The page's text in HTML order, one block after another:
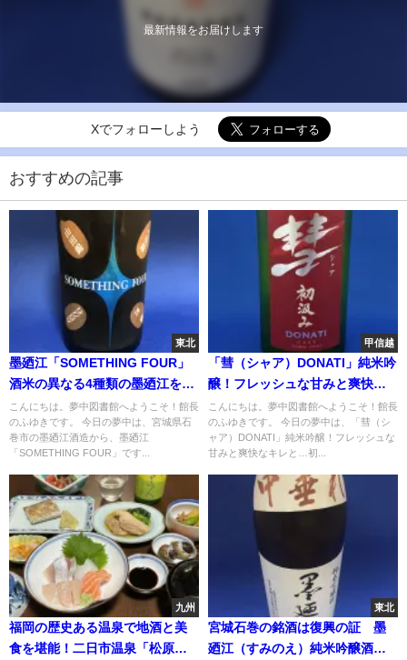
最新情報をお届けします
Xでフォローしよう
おすすめの記事
東北
墨廼江「SOMETHING FOUR」
酒米の異なる4種類の墨廼江をア
ッセンブラージュ
こんにちは。夢中図書館へようこそ！館長
のふゆきです。 今日の夢中は、宮城県石
巻市の墨廼江酒造から、墨廼江
「SOMETHING FOUR」です...
甲信越
「彗（シャア）DONATI」純米吟
醸！フレッシュな甘みと爽快な
キレと…初汲みの彗星
こんにちは。夢中図書館へようこそ！館長
のふゆきです。 今日の夢中は、「彗（シ
ャア）DONATI」純米吟醸！フレッシュな
甘みと爽快なキレと…初...
九州
福岡の歴史ある温泉で地酒と美
食を堪能！二日市温泉「松原旅
東北
宮城石巻の銘酒は復興の証 墨
廼江（すみのえ）純米吟醸酒中